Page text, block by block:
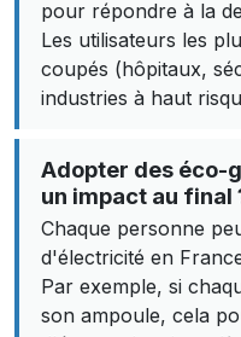
pour répondre à la
Les utilisateurs les
coupés (hôpitaux,
industries à haut
Adopter des éco-
un impact au final
Chaque personne
d'électricité en
Par exemple, si
son ampoule, cela